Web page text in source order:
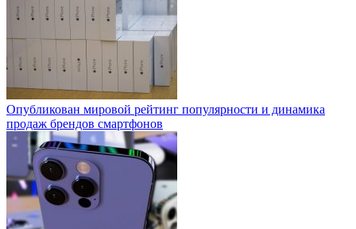
Опубликован мировой рейтинг популярности и динамика
продаж брендов смартфонов